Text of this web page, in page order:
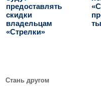
предоставлять
скидки
владельцам
«Стрелки»
Стань другом